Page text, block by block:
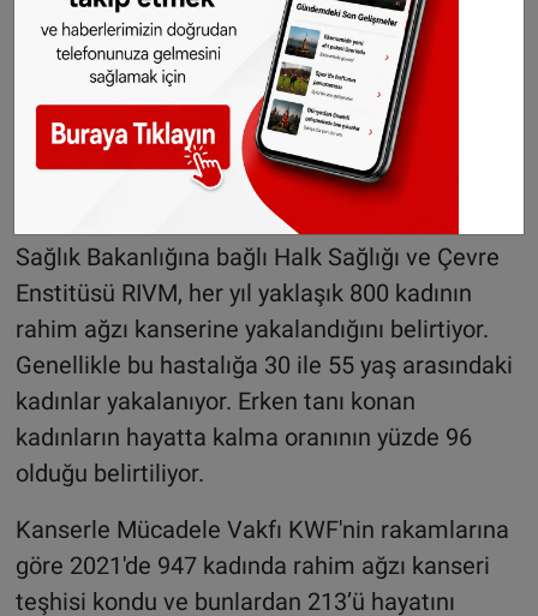
olmadığını gösteriyor.
Rahim ağzı hücreleri yapılan test sırasında
diğer hücrelere göre farklı görünür. Genelde
bunlar kanser hücresi olmayan ancak uzun
vadede kanser hücresine dönüşme riski yüksek
Sağlık Bakanlığına bağlı Halk Sağlığı ve Çevre
Enstitüsü RIVM, her yıl yaklaşık 800 kadının
rahim ağzı kanserine yakalandığını belirtiyor.
Genellikle bu hastalığa 30 ile 55 yaş arasındaki
kadınlar yakalanıyor. Erken tanı konan
kadınların hayatta kalma oranının yüzde 96
olduğu belirtiliyor.
Kanserle Mücadele Vakfı KWF'nin rakamlarına
göre 2021'de 947 kadında rahim ağzı kanseri
teşhisi kondu ve bunlardan 213’ü hayatını